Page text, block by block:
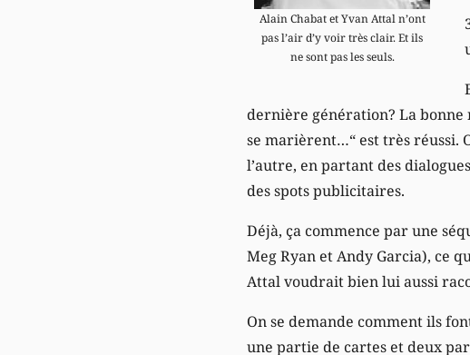
Alain Chabat et Yvan Attal n’ont
pas l’air d’y voir très clair. Et ils
ne sont pas les seuls.
dernière génération? La bonne
se marièrent…“ est très réussi.
l’autre, en partant des
des spots publicitaires.
Déjà, ça commence par une
Meg Ryan et Andy Garcia), ce
Attal voudrait bien lui aussi
On se demande comment ils
une partie de cartes et deux